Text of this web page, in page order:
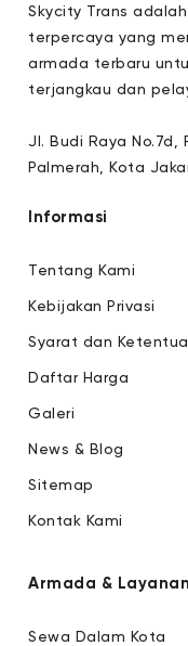
Skycity Trans
terpercaya yang
armada terbaru
terjangkau dan
Jl. Budi Raya No.7d,
Palmerah, Kota
Informasi
Tentang Kami
Kebijakan Privasi
Syarat dan
Daftar Harga
Galeri
News & Blog
Sitemap
Kontak Kami
Armada & Layanan
Sewa Dalam Kota